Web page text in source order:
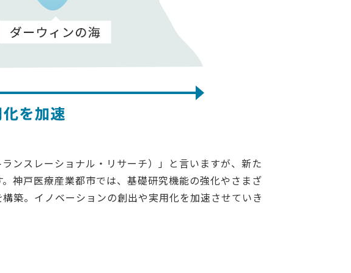
ンスレーショナル・リサーチ）」と言いますが、新た
神戸医療産業都市では、基礎研究機能の強化やさまざ
築。イノベーションの創出や実用化を加速させていき